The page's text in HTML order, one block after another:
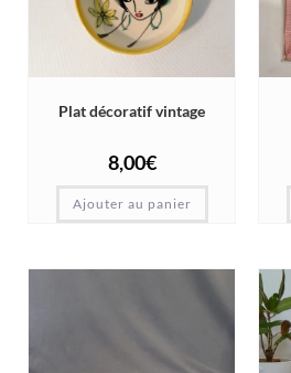
Plat décoratif vintage
8,00€
Ajouter au panier